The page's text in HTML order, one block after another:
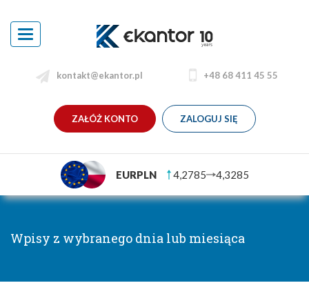
Toggle
navigation
kontakt@ekantor.pl +48 68 411 45 55
ZAŁÓŻ KONTO ZALOGUJ SIĘ
EURPLN 4,2785 4,3285
Wpisy z wybranego dnia lub miesiąca